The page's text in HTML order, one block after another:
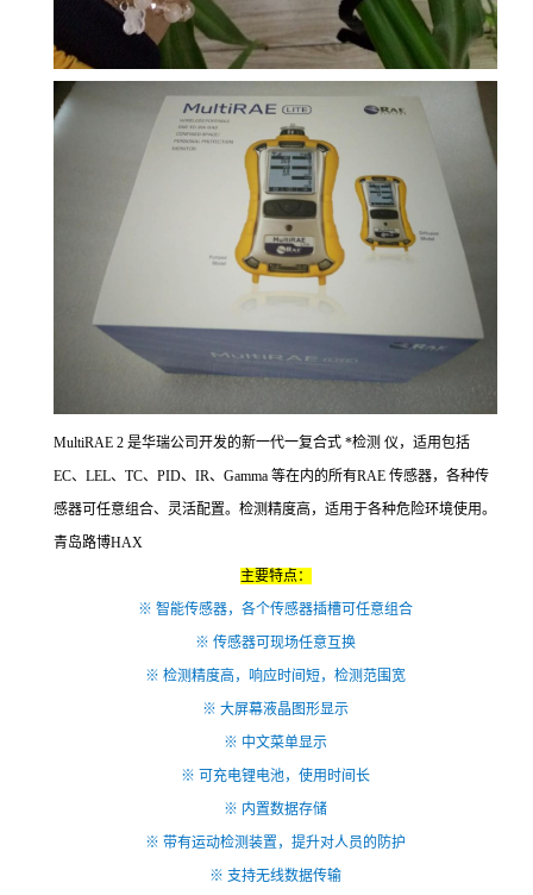
MultiRAE 2 是华瑞公司开发的新一代一复合式 *检测 仪，适用包括
EC、LEL、TC、PID、IR、Gamma 等在内的所有RAE 传感器，各种传
感器可任意组合、灵活配置。检测精度高，适用于各种危险环境使用。
青岛路博HAX
主要特点：
※ 智能传感器，各个传感器插槽可任意组合
※ 传感器可现场任意互换
※ 检测精度高，响应时间短，检测范围宽
※ 大屏幕液晶图形显示
※ 中文菜单显示
※ 可充电锂电池，使用时间长
※ 内置数据存储
※ 带有运动检测装置，提升对人员的防护
※ 支持无线数据传输